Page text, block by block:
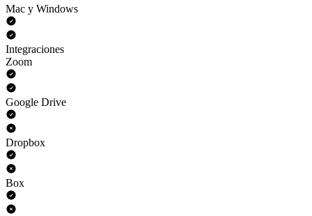
Mac y Windows
Integraciones
Zoom
Google Drive
Dropbox
Box